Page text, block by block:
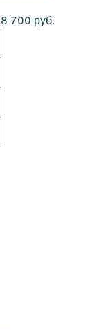
700 руб.